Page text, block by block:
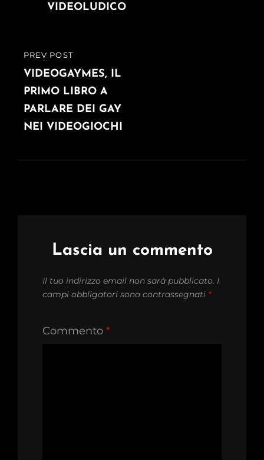
PREVIOUS
POST
PREV POST
VIDEOGAYMES, IL
PRIMO LIBRO A
PARLARE DEI GAY
NEI VIDEOGIOCHI
VIDEOLUDICO
Lascia un commento
Il tuo indirizzo email non sarà pubblicato. I
campi obbligatori sono contrassegnati *
Commento *